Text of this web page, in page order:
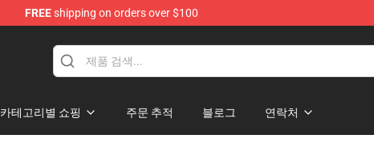
FREEshipping on orders over $100
카테고리별 쇼핑 주문 추적 블로그 연락처